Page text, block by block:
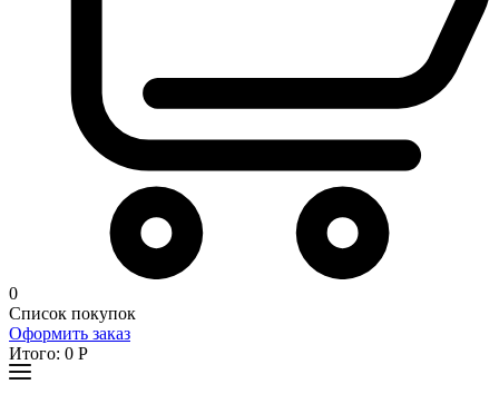
0
Список покупок
Оформить заказ
Итого: 0 Р